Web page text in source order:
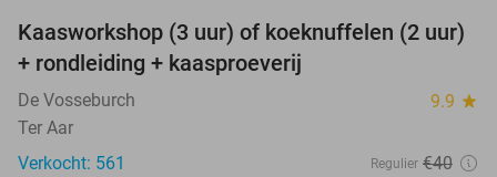
45%
Kaasworkshop (3 uur) of koeknuffelen (2 uur)
+ rondleiding + kaasproeverij
De Vosseburch 9.9 star
Ter Aar
Verkocht: 561
Regulier €40